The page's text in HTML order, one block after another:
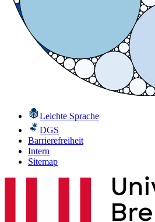
Leichte Sprache
DGS
Barrierefreiheit
Intern
Sitemap